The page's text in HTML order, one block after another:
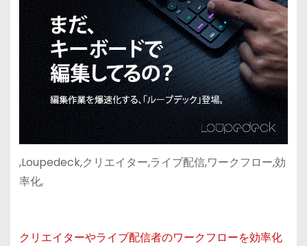
,Loupedeck,クリエイター,ライブ配信,ワークフロー,効
率化,
クリエイターやライブ配信者のワークフローを効率化